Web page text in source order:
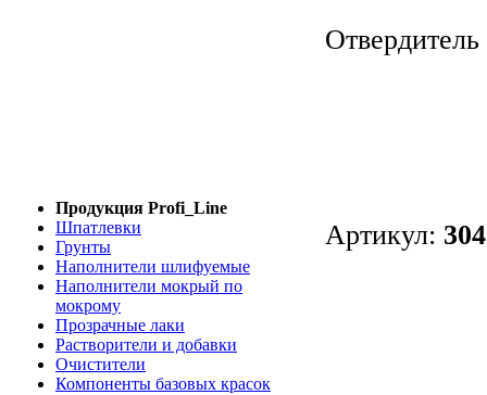
Продукция Profi_Line
Шпатлевки
Грунты
Наполнители шлифуемые
Наполнители мокрый по
мокрому
Прозрачные лаки
Растворители и добавки
Очистители
Компоненты базовых красок
Артикул: